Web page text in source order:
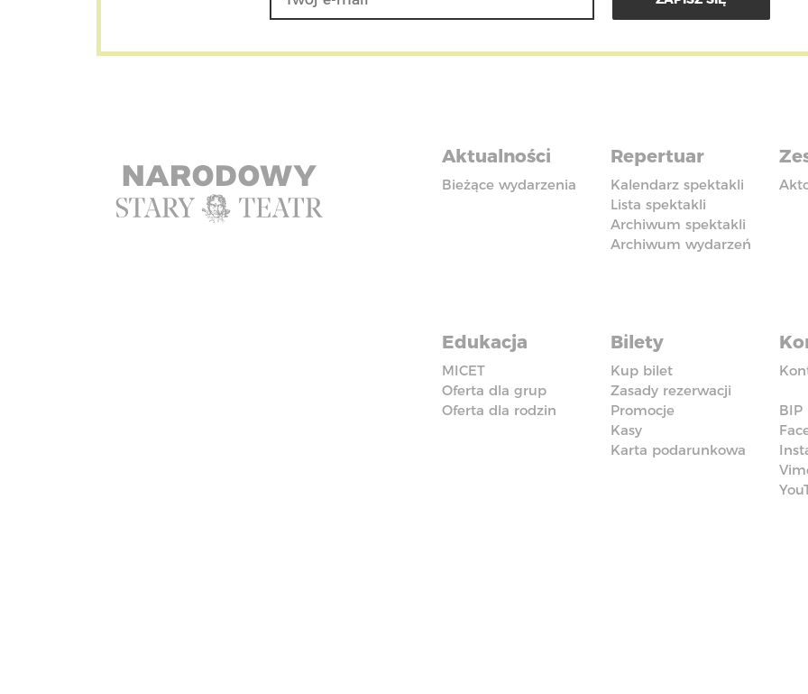
Aktualności
Bieżące wydarzenia
Repertuar
Kalendarz spektakli
Lista spektakli
Archiwum spektakli
Archiwum wydarzeń
Edukacja
MICET
Oferta dla grup
Oferta dla rodzin
Bilety
Kup bilet
Zasady rezerwacji
Promocje
Kasy
Karta podarunkowa
BIP